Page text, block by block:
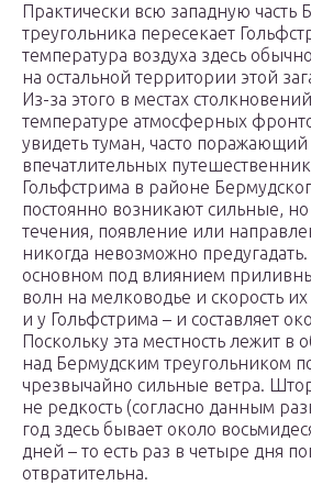
Практически всю западную часть
треугольника пересекает
температура воздуха здесь
на остальной территории этой
Из-за этого в местах
температуре атмосферных
увидеть туман, часто
впечатлительных
Гольфстрима в районе
постоянно возникают сильные,
течения, появление или
никогда невозможно
основном под влиянием
волн на мелководье и скорость
и у Гольфстрима – и составляет
Поскольку эта местность лежит в
над Бермудским треугольником
чрезвычайно сильные ветра.
не редкость (согласно данным
год здесь бывает около
дней – то есть раз в четыре дня
отвратительна.